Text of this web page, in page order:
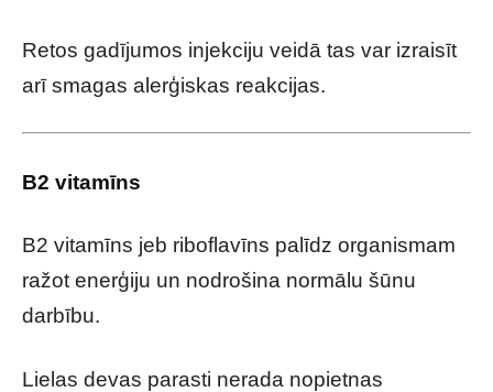
Retos gadījumos injekciju veidā tas var izraisīt
arī smagas alerģiskas reakcijas.
B2 vitamīns
B2 vitamīns jeb riboflavīns palīdz organismam
ražot enerģiju un nodrošina normālu šūnu
darbību.
Lielas devas parasti nerada nopietnas